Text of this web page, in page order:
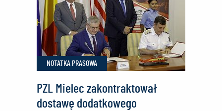
ogólnopolskim
konkursie
NOTATKA PRASOWA
PZL Mielec zakontraktował
dostawę dodatkowego